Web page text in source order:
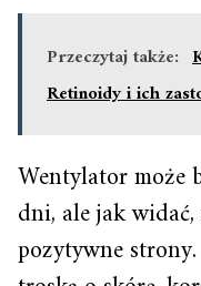
Przeczytaj także:
Retinoidy i ich
Wentylator może
dni, ale jak
pozytywne